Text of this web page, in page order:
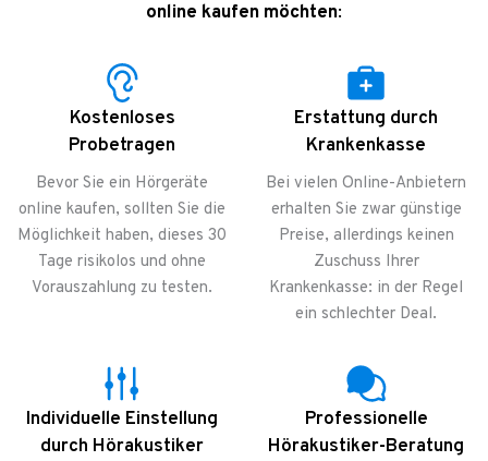
online kaufen möchten:
Kostenloses
Probetragen
Bevor Sie ein Hörgeräte
online kaufen, sollten Sie die
Möglichkeit haben, dieses 30
Tage risikolos und ohne
Vorauszahlung zu testen.
Erstattung durch
Krankenkasse
Bei vielen Online-Anbietern
erhalten Sie zwar günstige
Preise, allerdings keinen
Zuschuss Ihrer
Krankenkasse: in der Regel
ein schlechter Deal.
Individuelle Einstellung
durch Hörakustiker
Professionelle
Hörakustiker-Beratung